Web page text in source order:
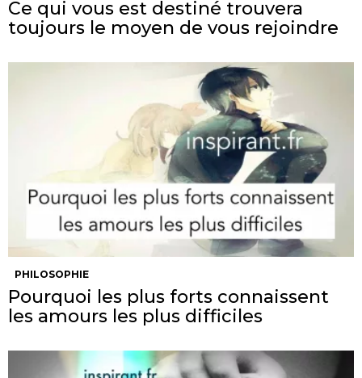
Ce qui vous est destiné trouvera
toujours le moyen de vous rejoindre
PHILOSOPHIE
Pourquoi les plus forts connaissent
les amours les plus difficiles